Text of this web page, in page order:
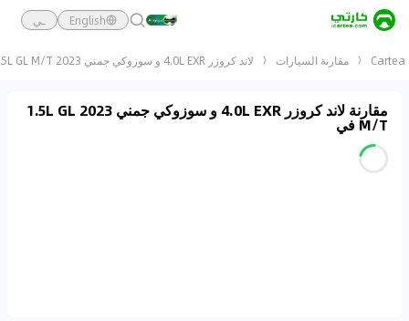
English ـي
Cartea مقارنة السيارات لاند كروزر 4.0L EXR و سوزوكي جمني 2023 1.5L GL M/T
مقارنة لاند كروزر 4.0L EXR و سوزوكي جمني 2023 1.5L GL
M/T في